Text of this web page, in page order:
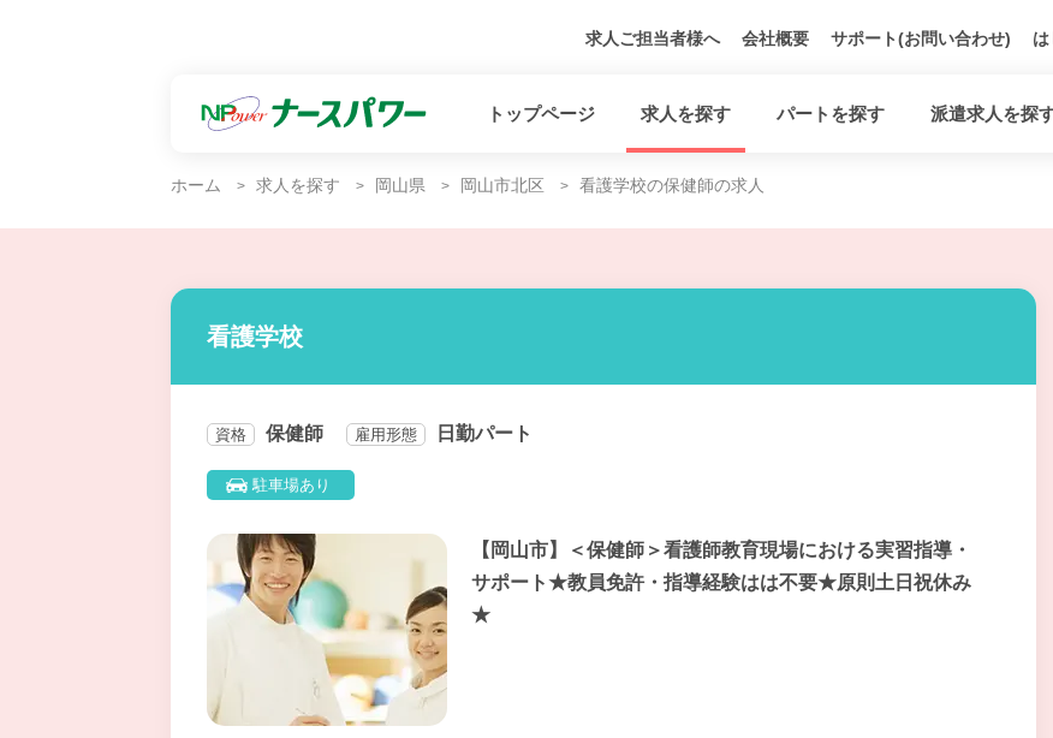
求人ご担当者様へ 会社概要 サポート(お問い合わせ)
トップページ 求人を探す パートを探す 派遣求人を探
ホーム 求人を探す 岡山県 岡山市北区 看護学校の保健師の求人
看護学校
資格 保健師 雇用形態 日勤パート
駐車場あり
【岡山市】＜保健師＞看護師教育現場における実習指導・
サポート★教員免許・指導経験はは不要★原則土日祝休み
★